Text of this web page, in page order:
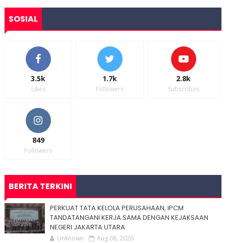
SOSIAL
3.5k
Likes
1.7k
Followers
2.8k
Subscribes
849
Followers
BERITA TERKINI
PERKUAT TATA KELOLA PERUSAHAAN, IPCM
TANDATANGANI KERJA SAMA DENGAN KEJAKSAAN
NEGERI JAKARTA UTARA
Unknown Aug 08, 2026